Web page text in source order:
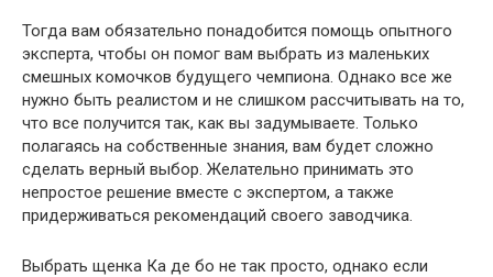
Тогда вам обязательно понадобится помощь опытного
эксперта, чтобы он помог вам выбрать из маленьких
смешных комочков будущего чемпиона. Однако все же
нужно быть реалистом и не слишком рассчитывать на то,
что все получится так, как вы задумываете. Только
полагаясь на собственные знания, вам будет сложно
сделать верный выбор. Желательно принимать это
непростое решение вместе с экспертом, а также
придерживаться рекомендаций своего заводчика.
Выбрать щенка Ка де бо не так просто, однако если